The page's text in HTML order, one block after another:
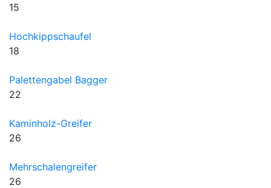
15
Hochkippschaufel
18
Palettengabel Bagger
22
Kaminholz-Greifer
26
Mehrschalengreifer
26